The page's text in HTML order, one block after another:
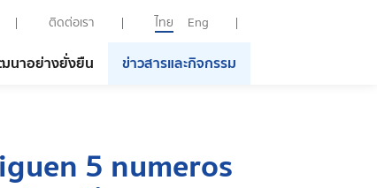
ติดต่อเรา ไทย Eng
นาอย่างยั่งยืน ข่าวสารและกิจกรรม
5 numeros